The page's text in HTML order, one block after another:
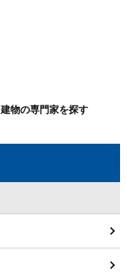
物の専門家を探す